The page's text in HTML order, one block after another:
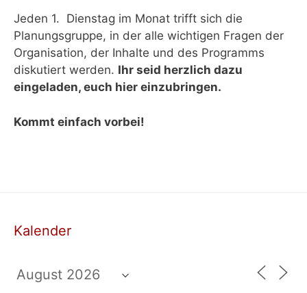
Jeden 1. Dienstag im Monat trifft sich die
Planungsgruppe, in der alle wichtigen Fragen der
Organisation, der Inhalte und des Programms
diskutiert werden. Ihr seid herzlich dazu
eingeladen, euch hier einzubringen.
Kommt einfach vorbei!
Kalender